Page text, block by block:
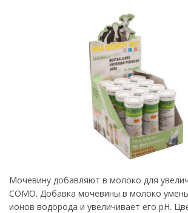
Мочевину добавляют в молоко для
СОМО. Добавка мочевины в молоко
ионов водорода и увеличивает его рН.